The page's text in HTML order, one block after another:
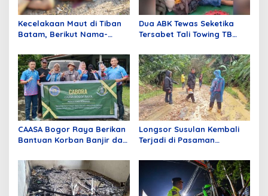
Kecelakaan Maut di Tiban
Batam, Berikut Nama-
Dua ABK Tewas Seketika
Tersabet Tali Towing TB
Palembang
CAASA Bogor Raya Berikan
Bantuan Korban Banjir dan
Jampang Sukabumi
Longsor Susulan Kembali
Terjadi di Pasaman
Belum Bisa Dilalui Mobil